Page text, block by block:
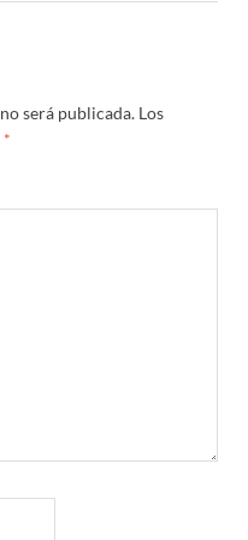
será publicada. Los
*